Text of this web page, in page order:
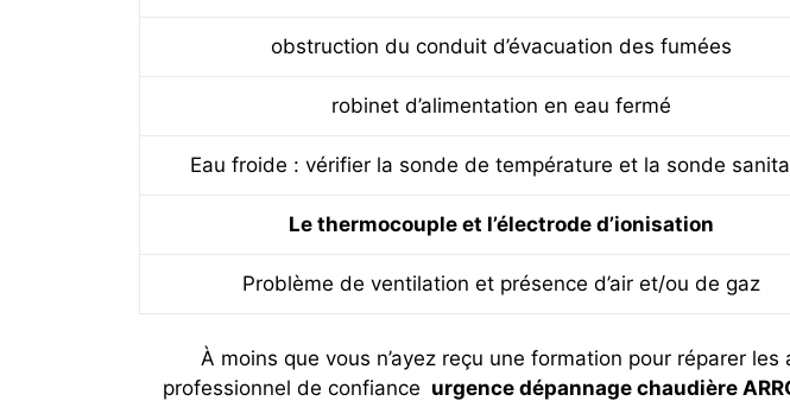
obstruction du conduit d’évacuation des fumées
robinet d’alimentation en eau fermé
Eau froide : vérifier la sonde de température et la sonde
Le thermocouple et l’électrode d’ionisation
Problème de ventilation et présence d’air et/ou de gaz
À moins que vous n’ayez reçu une formation pour réparer
professionnel de confiance urgence dépannage chaudière